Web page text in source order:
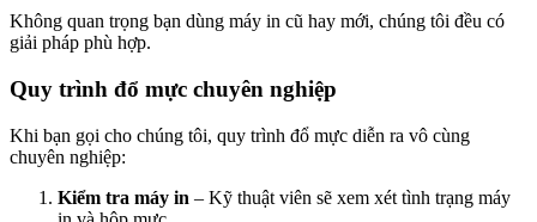
Không quan trọng bạn dùng máy in cũ hay mới, chúng tôi đều có
giải pháp phù hợp.
Quy trình đổ mực chuyên nghiệp
Khi bạn gọi cho chúng tôi, quy trình đổ mực diễn ra vô cùng
chuyên nghiệp:
Kiểm tra máy in – Kỹ thuật viên sẽ xem xét tình trạng máy